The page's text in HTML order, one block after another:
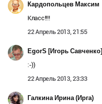
Кардопольцев Максим
Класс!!!!
22 Апрель 2013, 21:55
EgorS [Игорь Савченко]
:-))
22 Апрель 2013, 23:33
Галкина Ирина (Ирга)